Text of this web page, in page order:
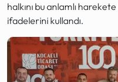
halkını bu anlamlı
ifadelerini kullandı.